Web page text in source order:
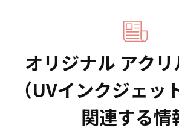
オリジナル アクリ
（UVインクジェッ
関連する情